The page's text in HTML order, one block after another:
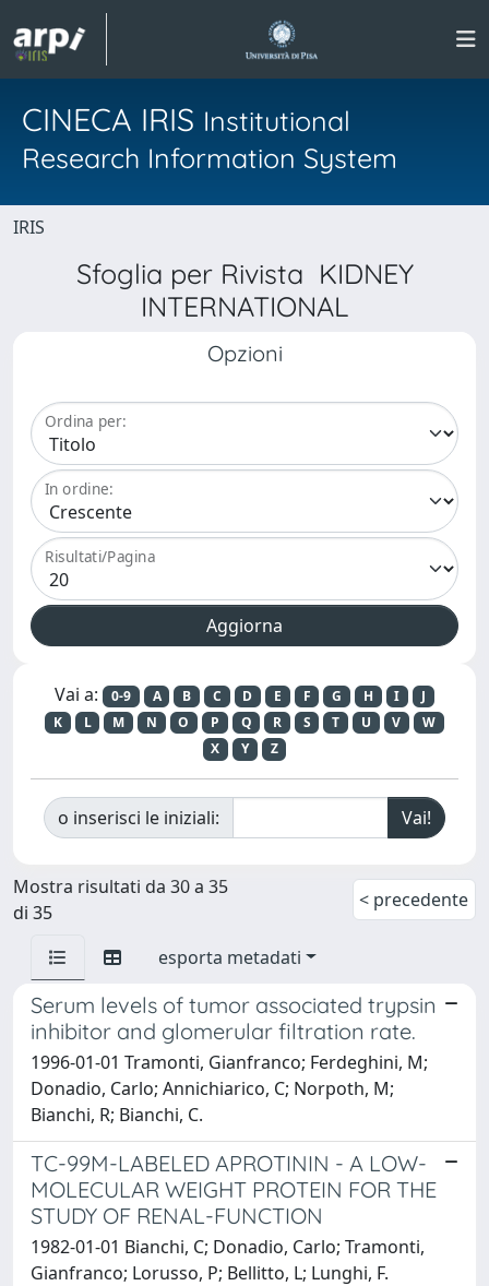
CINECA IRIS Institutional
Research Information System
IRIS
Sfoglia per Rivista KIDNEY
INTERNATIONAL
Opzioni
Ordina per:
In ordine:
Risultati/Pagina
Vai a: 0-9 A B C D E F G H I
J
K
L M N O P Q R S T U V
W
X
Y Z
o inserisci le iniziali:
Mostra risultati da 30 a 35
di 35
< precedente
esporta metadati
Serum levels of tumor associated trypsin
inhibitor and glomerular filtration rate.
1996-01-01 Tramonti, Gianfranco; Ferdeghini, M;
Donadio, Carlo; Annichiarico, C; Norpoth, M;
Bianchi, R; Bianchi, C.
TC-99M-LABELED APROTININ - A LOW-
MOLECULAR WEIGHT PROTEIN FOR THE
STUDY OF RENAL-FUNCTION
1982-01-01 Bianchi, C; Donadio, Carlo; Tramonti,
Gianfranco; Lorusso, P; Bellitto, L; Lunghi, F.